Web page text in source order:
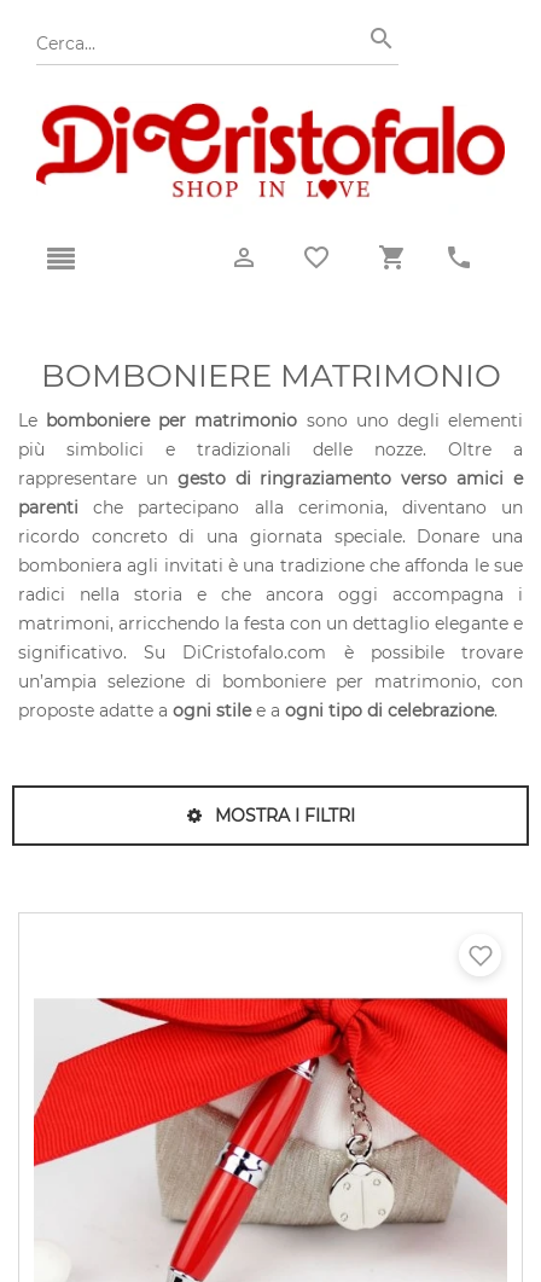
BOMBONIERE MATRIMONIO
Le bomboniere per matrimonio sono uno degli elementi
più simbolici e tradizionali delle nozze. Oltre a
rappresentare un gesto di ringraziamento verso amici e
parenti che partecipano alla cerimonia, diventano un
ricordo concreto di una giornata speciale. Donare una
bomboniera agli invitati è una tradizione che affonda le sue
radici nella storia e che ancora oggi accompagna i
matrimoni, arricchendo la festa con un dettaglio elegante e
significativo. Su DiCristofalo.com è possibile trovare
un’ampia selezione di bomboniere per matrimonio, con
proposte adatte a ogni stilee a ogni tipo di celebrazione.
MOSTRA I FILTRI